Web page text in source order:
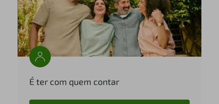
É ter com quem contar